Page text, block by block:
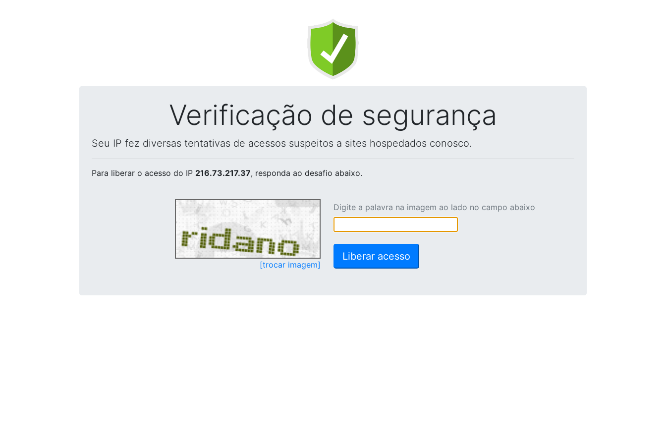
Verificação de segurança
Seu IP fez diversas tentativas de acessos suspeitos a sites hospedados conosco.
Para liberar o acesso do IP 216.73.217.37, responda ao desafio abaixo.
[trocar imagem]
Digite a palavra na imagem ao lado no campo abaixo